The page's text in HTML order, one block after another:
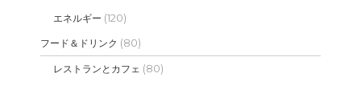
エネルギー (120)
フード＆ドリンク (80)
レストランとカフェ (80)